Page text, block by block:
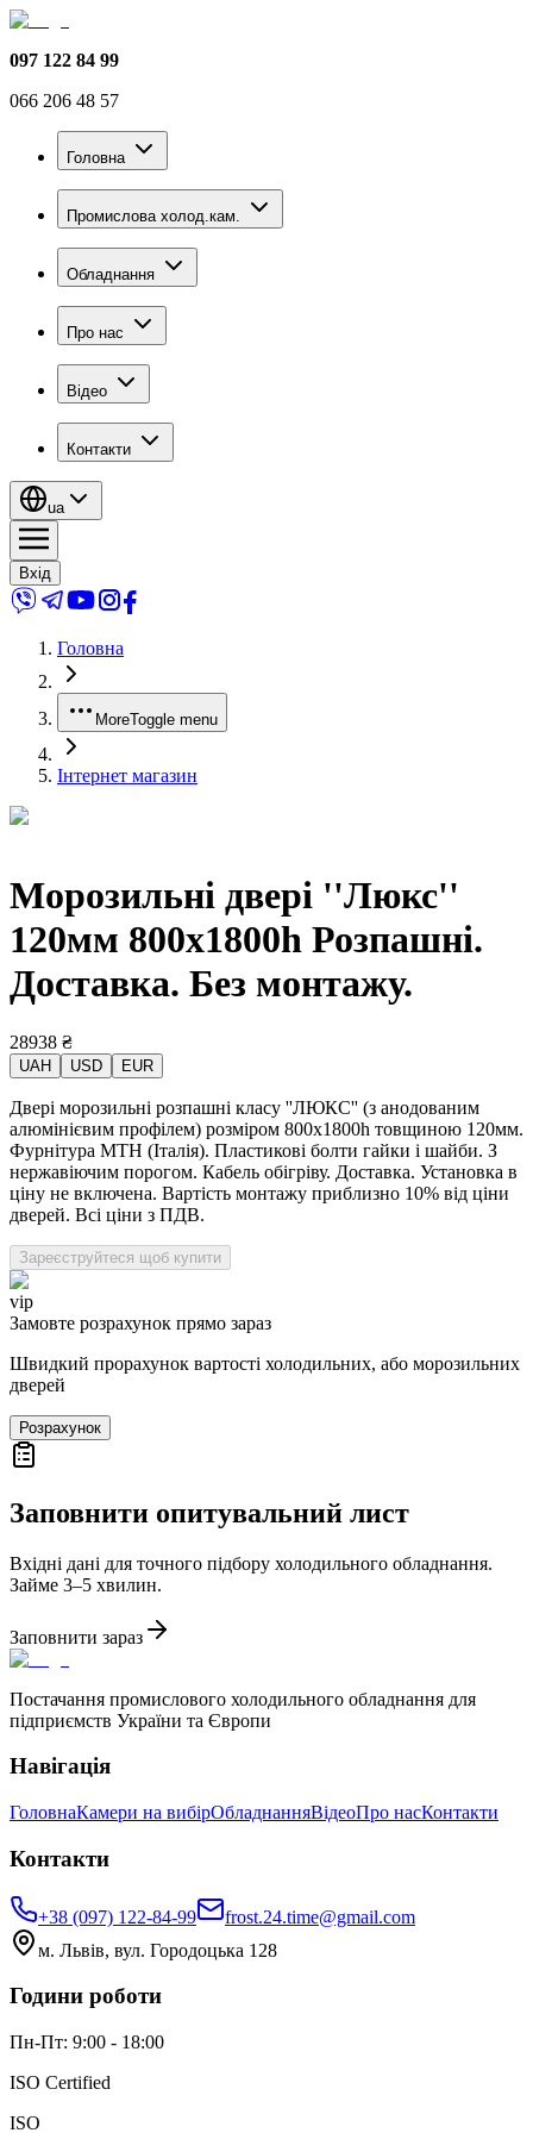
097 122 84 99
066 206 48 57
Головна
Промислова холод.кам.
Обладнання
Про нас
Відео
Контакти
ua
Вхід
Головна
MoreToggle menu
Інтернет магазин
Морозильні двері ''Люкс''
120мм 800x1800h Розпашні.
Доставка. Без монтажу.
28938 ₴
UAH USD EUR
Двері морозильні розпашні класу ''ЛЮКС'' (з анодованим
алюмінієвим профілем) розміром 800х1800h товщиною 120мм.
Фурнітура MTH (Італія). Пластикові болти гайки і шайби. З
нержавіючим порогом. Кабель обігріву. Доставка. Установка в
ціну не включена. Вартість монтажу приблизно 10% від ціни
дверей. Всі ціни з ПДВ.
Зареєструйтеся щоб купити
vip
Замовте розрахунок прямо зараз
Швидкий прорахунок вартості холодильних, або морозильних
дверей
Розрахунок
Заповнити опитувальний лист
Вхідні дані для точного підбору холодильного обладнання.
Займе 3–5 хвилин.
Заповнити зараз
Постачання промислового холодильного обладнання для
підприємств України та Європи
Навігація
ГоловнаКамери на вибірОбладнанняВідеоПро насКонтакти
Контакти
+38 (097) 122-84-99
frost.24.time@gmail.com
м. Львів, вул. Городоцька 128
Години роботи
Пн-Пт: 9:00 - 18:00
ISO Certified
ISO